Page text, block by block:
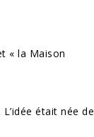
« la Maison
était née de